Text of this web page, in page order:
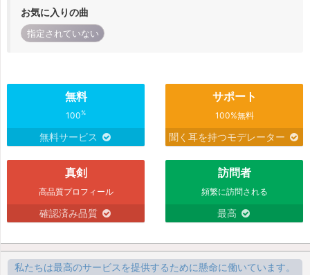
お気に入りの曲
指定されていない
無料
100%
無料サービス
サポート
100%無料
聞く耳を持つモデレーター
真剣
高品質プロフィール
確認済み品質
訪問者
頻繁に訪問される
最高
私たちは最高のサービスを提供するために懸命に働いています。